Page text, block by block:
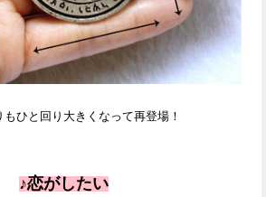
ひと回り大きくなって再登場！
♪恋がしたい